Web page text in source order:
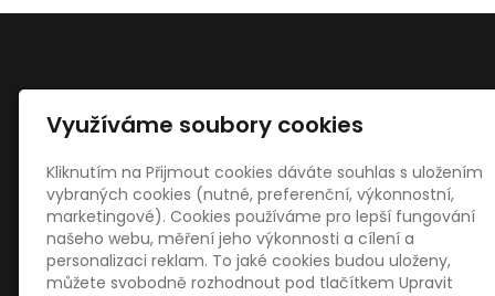
Kontakty
Štefan Malinčík - stolařství
Výkleky 112
75125 Veselíčko
18469621
malincik@malincik.eu
Využíváme soubory cookies
Kliknutím na Přijmout cookies dáváte souhlas s uložením
vybraných cookies (nutné, preferenční, výkonnostní,
marketingové). Cookies používáme pro lepší fungování
našeho webu, měření jeho výkonnosti a cílení a
personalizaci reklam. To jaké cookies budou uloženy,
můžete svobodně rozhodnout pod tlačítkem Upravit